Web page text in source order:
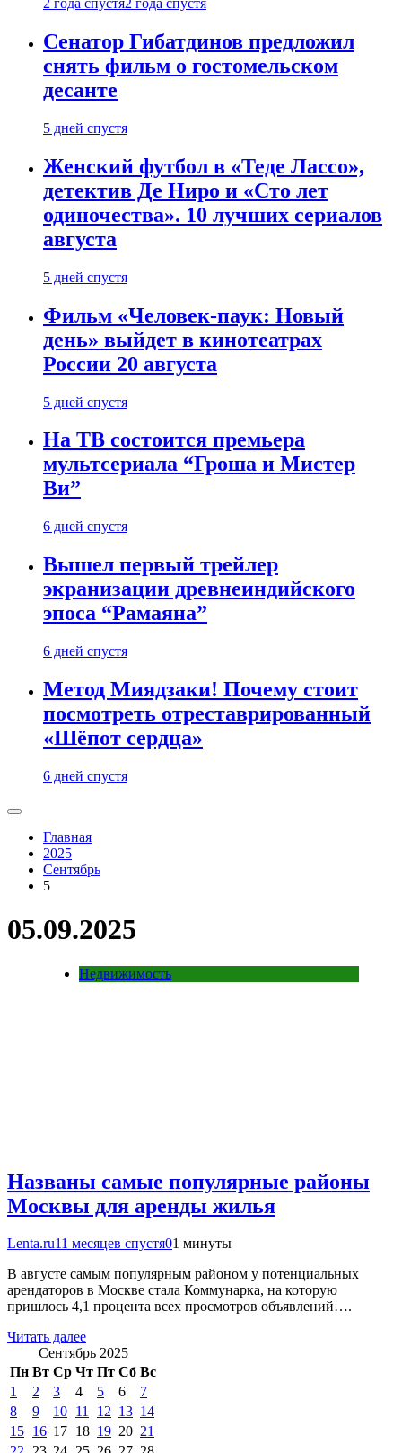
2 года спустя2 года спустя
Сенатор Гибатдинов предложил
снять фильм о гостомельском
десанте
5 дней спустя
Женский футбол в «Теде Лассо»,
детектив Де Ниро и «Сто лет
одиночества». 10 лучших сериалов
августа
5 дней спустя
Фильм «Человек-паук: Новый
день» выйдет в кинотеатрах
России 20 августа
5 дней спустя
На ТВ состоится премьера
мультсериала “Гроша и Мистер
Ви”
6 дней спустя
Вышел первый трейлер
экранизации древнеиндийского
эпоса “Рамаяна”
6 дней спустя
Метод Миядзаки! Почему стоит
посмотреть отреставрированный
«Шёпот сердца»
6 дней спустя
Главная
2025
Сентябрь
5
05.09.2025
Недвижимость
Названы самые популярные районы
Москвы для аренды жилья
Lenta.ru11 месяцев спустя01 минуты
В августе самым популярным районом у потенциальных
арендаторов в Москве стала Коммунарка, на которую
пришлось 4,1 процента всех просмотров объявлений….
Читать далее
Сентябрь 2025
Пн Вт Ср Чт Пт Сб Вс
1
2 3 4 5 6
7
8
9 10 11 12 13 14
15 16 17 18 19 20 21